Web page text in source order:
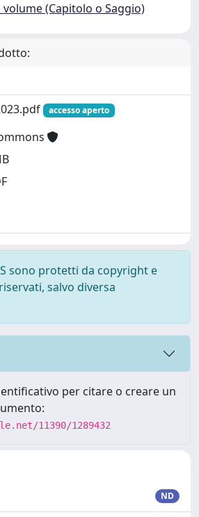
(Capitolo o Saggio)
accesso aperto
sono protetti da copyright e
salvo diversa
per citare o creare un
11390/1289432
ND